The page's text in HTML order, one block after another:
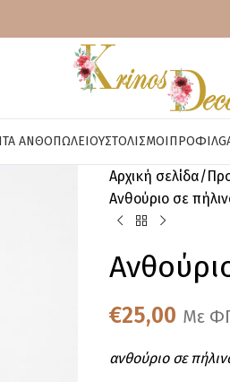
ΑΝΘΟΠΩΛΕΊΟΥΣΤΟΛΙΣΜΟΊΠΡΟΦΊΛ
Αρχική σελίδα
Ανθούριο σε
€25,00 Με
ανθούριο σε